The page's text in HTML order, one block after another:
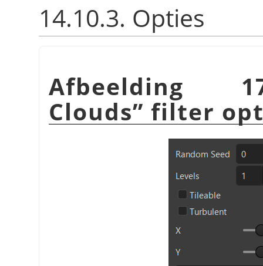
14.10.3. Opties
Afbeelding
Clouds” filter